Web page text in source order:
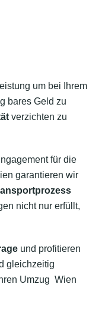
um bei Ihrem
bares Geld zu
verzichten zu
für die
garantieren wir
nicht nur erfüllt,
und profitieren
gleichzeitig
Umzug Wien